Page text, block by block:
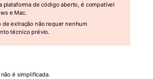
plataforma de código aberto, é compatível
e Mac.
de extração não requer nenhum
técnico prévio.
é simplificada.